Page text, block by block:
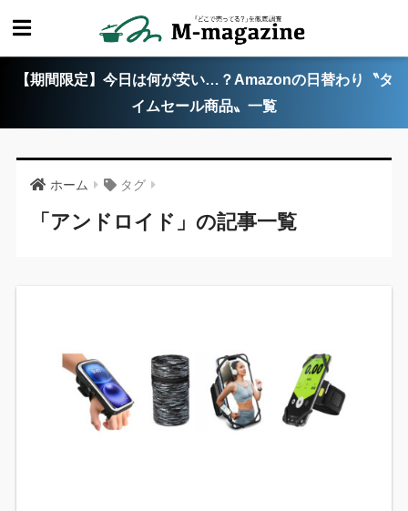
【期間限定】今日は何が安い…？Amazonの日替わり〝タ
イムセール商品〟一覧
ホーム タグ
「アンドロイド」の記事一覧